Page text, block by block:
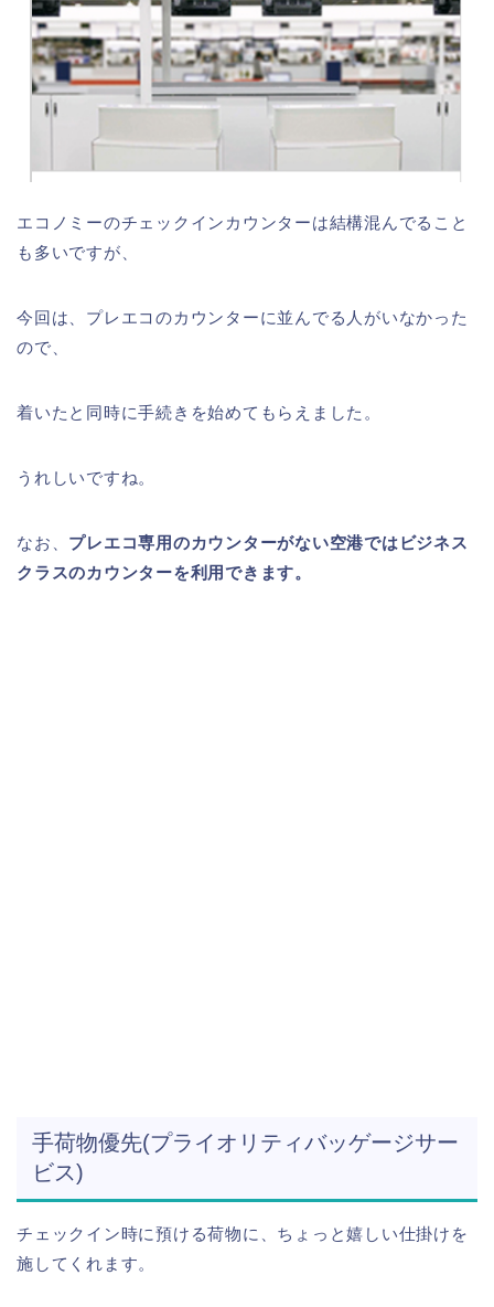
エコノミーのチェックインカウンターは結構混んでること
も多いですが、
今回は、プレエコのカウンターに並んでる人がいなかった
ので、
着いたと同時に手続きを始めてもらえました。
うれしいですね。
なお、 プレエコ専用のカウンターがない空港ではビジネス
クラスのカウンターを利用できます。
手荷物優先(プライオリティバッゲージサー
ビス)
チェックイン時に預ける荷物に、ちょっと嬉しい仕掛けを
施してくれます。